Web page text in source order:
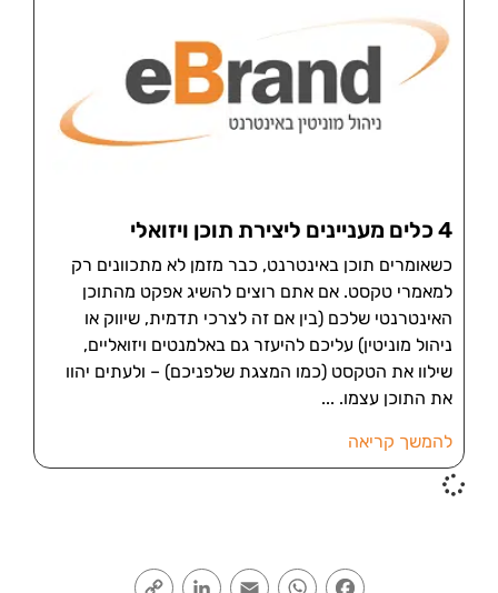
4 כלים מעניינים ליצירת תוכן ויזואלי
כשאומרים תוכן באינטרנט, כבר מזמן לא מתכוונים רק
למאמרי טקסט. אם אתם רוצים להשיג אפקט מהתוכן
האינטרנטי שלכם (בין אם זה לצרכי תדמית, שיווק או
ניהול מוניטין) עליכם להיעזר גם באלמנטים ויזואליים,
שילוו את הטקסט (כמו המצגת שלפניכם) – ולעתים יהוו
את התוכן עצמו.
להמשך קריאה
Facebook
WhatsApp
Email
LinkedIn